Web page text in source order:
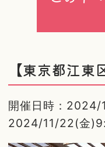
【東京都江
開催日時：2024/
2024/11/22(金